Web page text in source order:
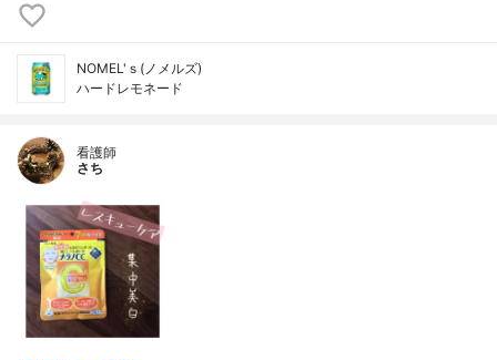
NOMEL'ｓ(ノメルズ)
ハードレモネード
看護師
さち